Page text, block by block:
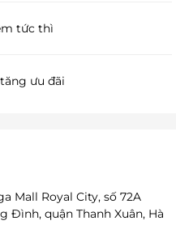
tức thì
ưu đãi
Mall Royal City, số 72A
Đình, quận Thanh Xuân, Hà